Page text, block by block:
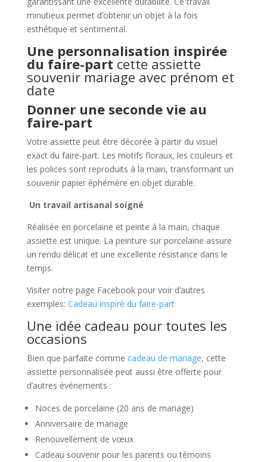
minutieux permet d’obtenir un objet à la fois
esthétique et sentimental.
Une personnalisation inspirée
du faire-part cette assiette
souvenir mariage avec prénom et
date
Donner une seconde vie au
faire-part
Votre assiette peut être décorée à partir du visuel
exact du faire-part. Les motifs floraux, les couleurs et
les polices sont reproduits à la main, transformant un
souvenir papier éphémère en objet durable.
Un travail artisanal soigné
Réalisée en porcelaine et peinte à la main, chaque
assiette est unique. La peinture sur porcelaine assure
un rendu délicat et une excellente résistance dans le
temps.
Visiter notre page Facebook pour voir d’autres
exemples: Cadeau inspiré du faire-part
Une idée cadeau pour toutes les
occasions
Bien que parfaite comme cadeau de mariage, cette
assiette personnalisée peut aussi être offerte pour
d’autres événements :
Noces de porcelaine (20 ans de mariage)
Anniversaire de mariage
Renouvellement de vœux
Cadeau souvenir pour les parents ou témoins